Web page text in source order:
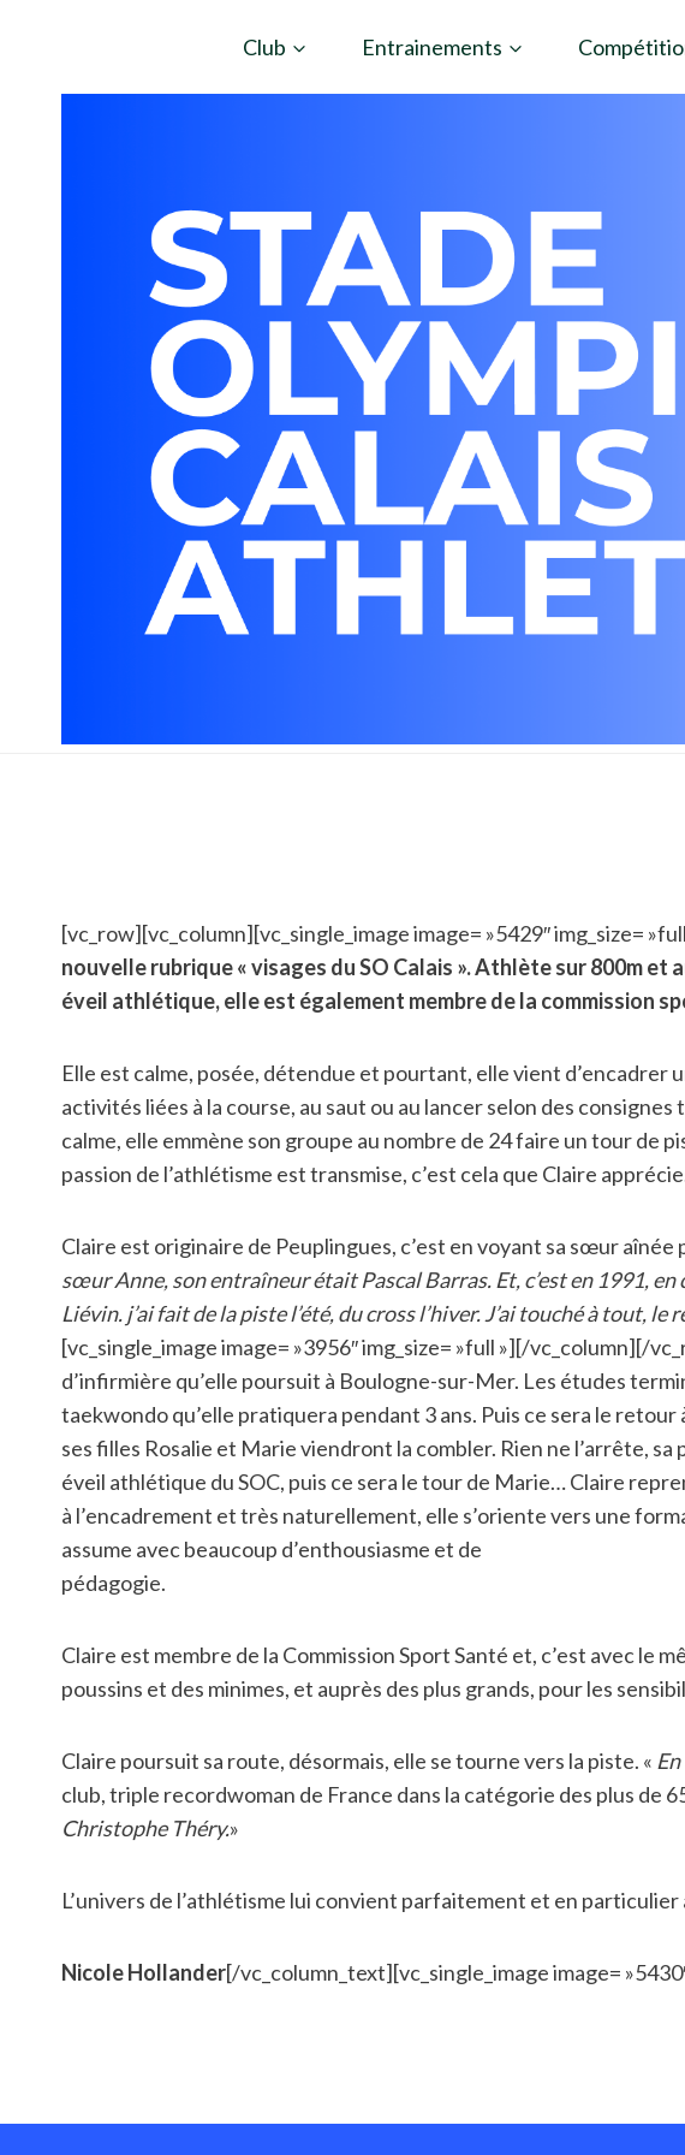
Club Entrainements
[vc_row][vc_column][vc_single_image image= »5429″ img_size=
nouvelle rubrique « visages du SO Calais ». Athlète sur 800m
éveil athlétique, elle est également membre de la commission
Elle est calme, posée, détendue et pourtant, elle vient d’encadrer
activités liées à la course, au saut ou au lancer selon des
calme, elle emmène son groupe au nombre de 24 faire un tour de
passion de l’athlétisme est transmise, c’est cela que Claire
Claire est originaire de Peuplingues, c’est en voyant sa sœur aînée
sœur Anne, son entraîneur était Pascal Barras. Et, c’est en 1991,
Liévin. j’ai fait de la piste l’été, du cross l’hiver. J’ai touché à tout,
[vc_single_image image= »3956″ img_size= »full »][/vc_column][/
d’infirmière qu’elle poursuit à Boulogne-sur-Mer. Les études
taekwondo qu’elle pratiquera pendant 3 ans. Puis ce sera le
ses filles Rosalie et Marie viendront la combler. Rien ne l’arrête,
éveil athlétique du SOC, puis ce sera le tour de Marie… Claire
à l’encadrement et très naturellement, elle s’oriente vers une
assume avec beaucoup d’enthousiasme et de
pédagogie.
Claire est membre de la Commission Sport Santé et, c’est avec le
poussins et des minimes, et auprès des plus grands, pour les
Claire poursuit sa route, désormais, elle se tourne vers la piste. «
club, triple recordwoman de France dans la catégorie des plus de
Christophe Théry.»
L’univers de l’athlétisme lui convient parfaitement et en
Nicole Hollander[/vc_column_text][vc_single_image image=